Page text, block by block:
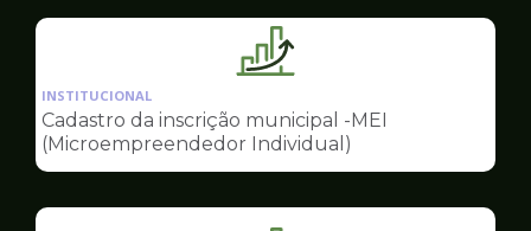
Ilustração
pagina
de
Sala
INSTITUCIONAL
Cadastro da inscrição municipal -MEI
(Microempreendedor Individual)